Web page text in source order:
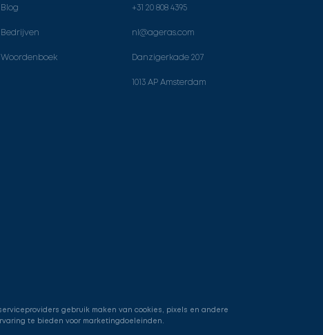
Blog
Bedrijven
Woordenboek
+31 20 808 4395
nl@ageras.com
Danzigerkade 207
1013 AP Amsterdam
gebruik maken van cookies, pixels en andere
te bieden voor marketingdoeleinden.